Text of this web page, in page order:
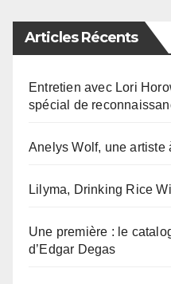
Articles Récents
Entretien avec Lori
spécial de
Anelys Wolf, une artiste
Lilyma, Drinking Rice
Une première : le
d’Edgar Degas